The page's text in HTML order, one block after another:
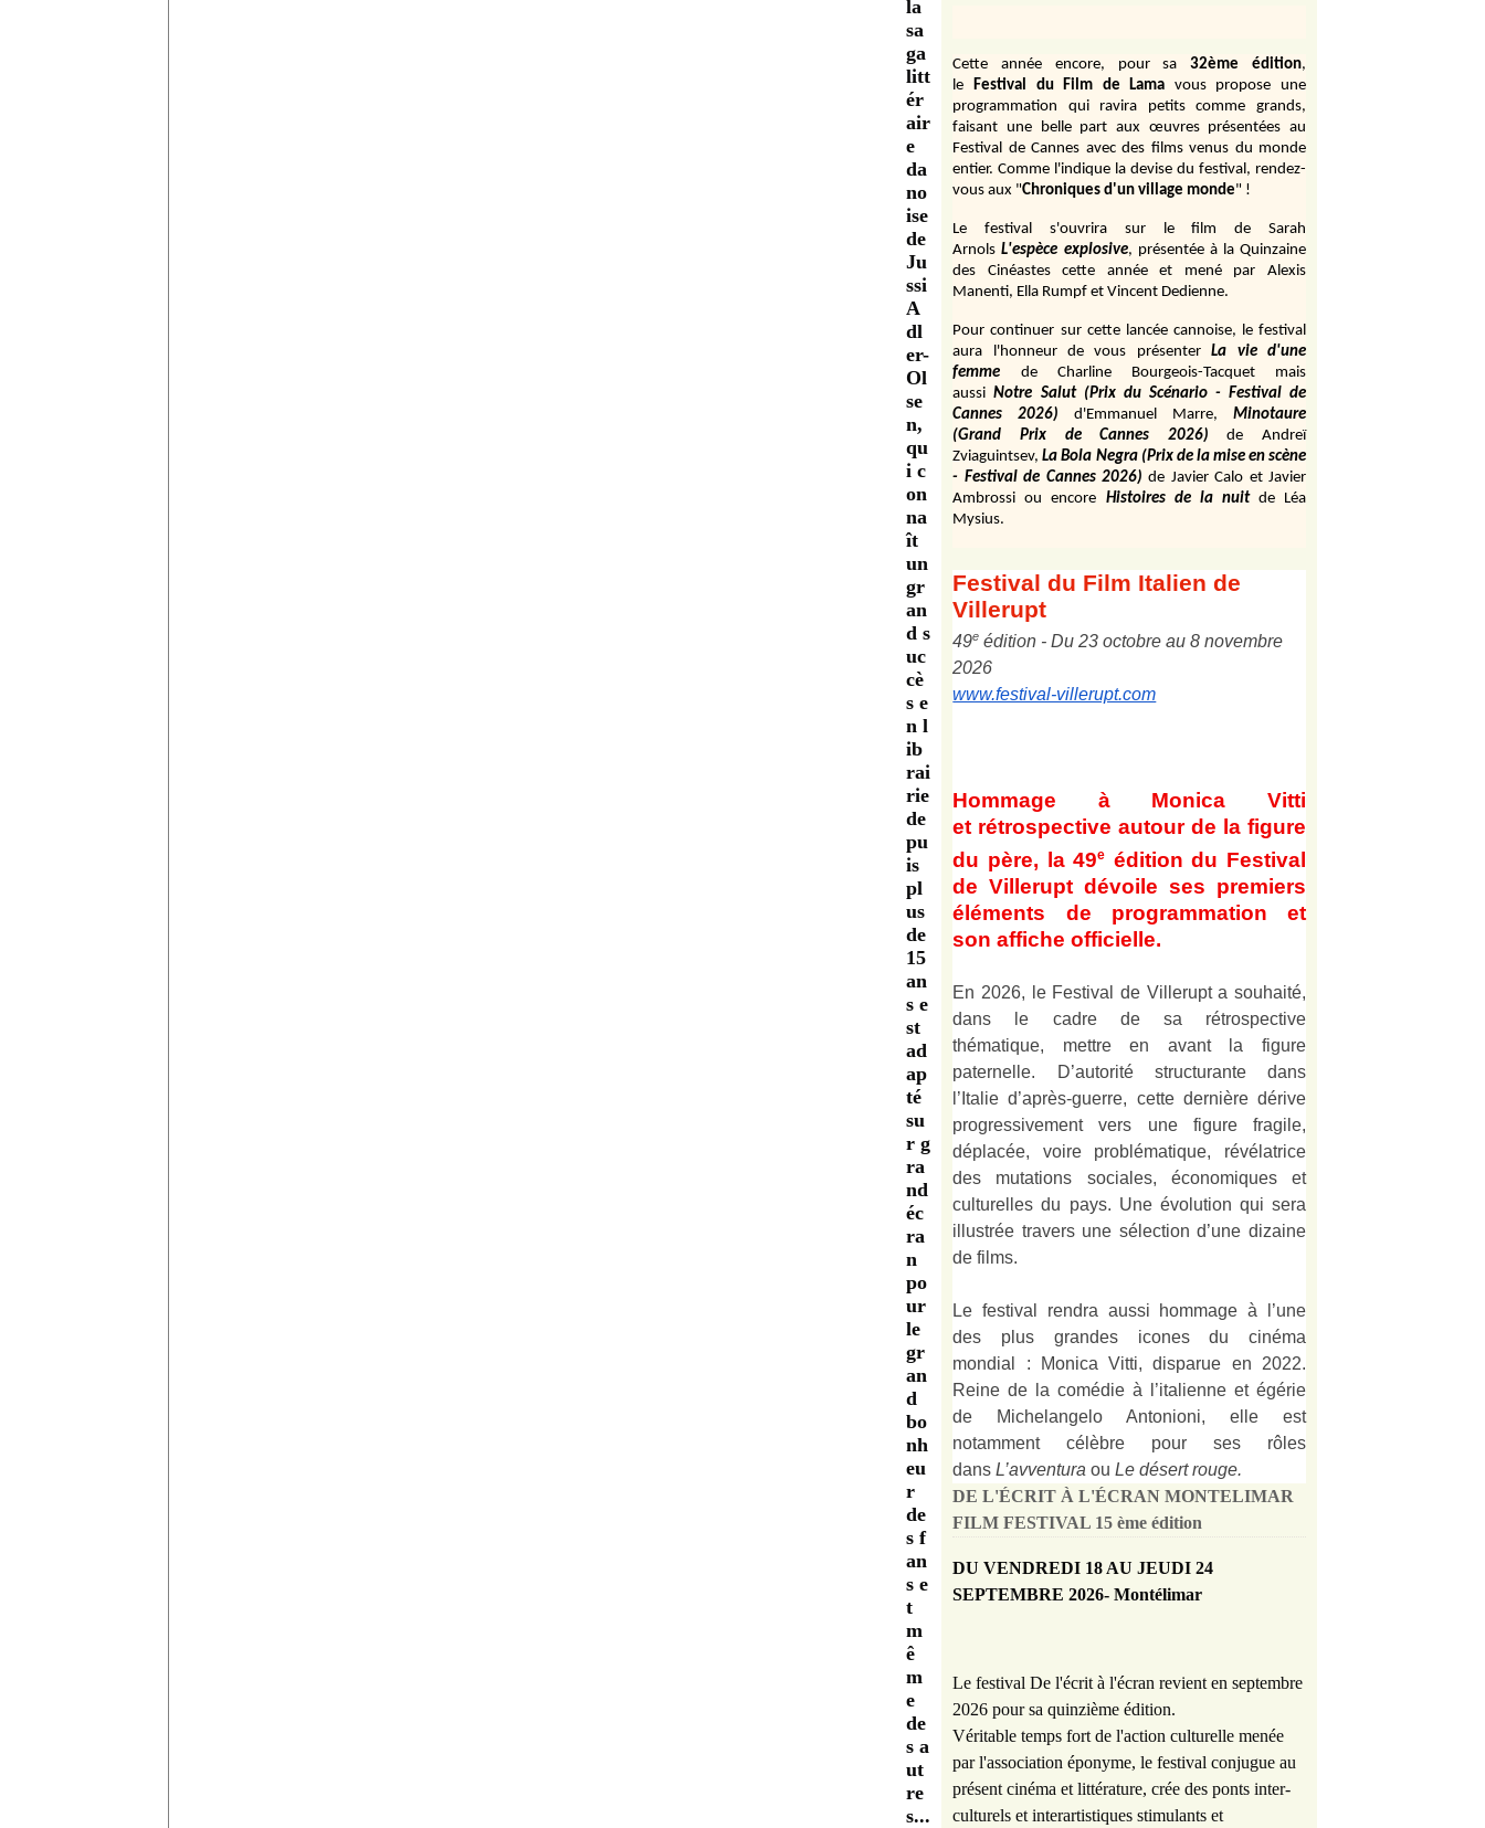
la
sa
ga
litt
ér
air
e
da
no
ise
de
Ju
ssi
A
dl
er-
Ol
se
n,
qu
i c
on
na
ît
un
gr
an
d s
uc
cè
s e
n l
ib
rai
rie
de
pu
is
pl
us
de
15
an
s e
st
ad
ap
té
su
r g
ra
nd
éc
ra
n
po
ur
le
gr
an
d
bo
nh
eu
r
de
s f
an
s e
t
m
ê
m
e
de
s a
ut
re
s...
Cette année encore, pour sa 32ème édition,
le Festival du Film de Lama vous propose une
programmation qui ravira petits comme grands,
faisant une belle part aux œuvres présentées au
Festival de Cannes avec des films venus du monde
entier. Comme l'indique la devise du festival, rendez-
vous aux "Chroniques d'un village monde" !
Le festival s'ouvrira sur le film de Sarah
Arnols L'espèce explosive, présentée à la Quinzaine
des Cinéastes cette année et mené par Alexis
Manenti, Ella Rumpf et Vincent Dedienne.
Pour continuer sur cette lancée cannoise, le festival
aura l'honneur de vous présenter
La vie d'une
femme
de Charline Bourgeois-Tacquet
mais
aussi Notre Salut (Prix du Scénario - Festival de
Cannes 2026)
d'Emmanuel Marre,
Minotaure
(Grand Prix de Cannes 2026)
de Andreï
Zviaguintsev,La Bola Negra (Prix de la mise en scène
- Festival de Cannes 2026) de Javier Calo et Javier
Ambrossi ou encore Histoires de la nuit de Léa
Mysius.
Festival du Film Italien de
Villerupt
49e édition - Du 23 octobre au 8 novembre
2026
www.festival-villerupt.com
Hommage à Monica Vitti
et rétrospective autour de la figure
du père, la 49e édition du Festival
de Villerupt dévoile ses premiers
éléments de programmation et
son affiche officielle.
En 2026, le Festival de Villerupt a souhaité,
dans le cadre de sa rétrospective
thématique, mettre en avant la figure
paternelle. D’autorité structurante dans
l’Italie d’après-guerre, cette dernière dérive
progressivement vers une figure fragile,
déplacée, voire problématique, révélatrice
des mutations sociales, économiques et
culturelles du pays. Une évolution qui sera
illustrée travers une sélection d’une dizaine
de films.
Le festival rendra aussi hommage à l’une
des plus grandes icones du cinéma
mondial : Monica Vitti, disparue en 2022.
Reine de la comédie à l’italienne et égérie
de Michelangelo Antonioni, elle est
notamment célèbre pour ses rôles
dans L’avventura ou Le désert rouge.
DE L'ÉCRIT À L'ÉCRAN MONTELIMAR
FILM FESTIVAL 15 ème édition
DU VENDREDI 18 AU JEUDI 24
SEPTEMBRE 2026- Montélimar
Le festival De l'écrit à l'écran revient en septembre
2026 pour sa quinzième édition.
Véritable temps fort de l'action culturelle menée
par l'association éponyme, le festival conjugue au
présent cinéma et littérature, crée des ponts inter-
culturels et interartistiques stimulants et